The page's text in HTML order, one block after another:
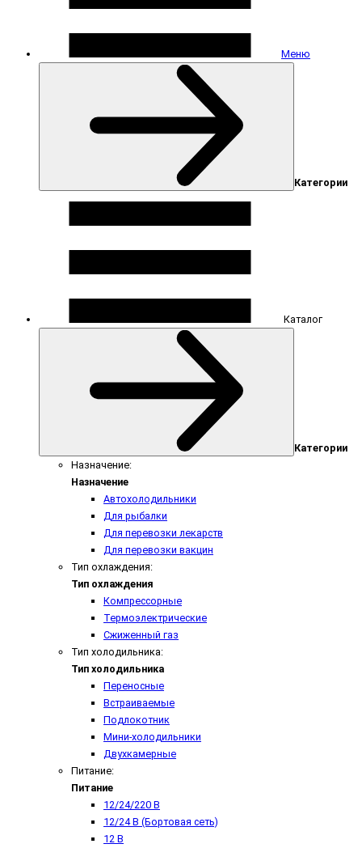
Меню
Категории
Каталог
Категории
Назначение:
Назначение
Автохолодильники
Для рыбалки
Для перевозки лекарств
Для перевозки вакцин
Тип охлаждения:
Тип охлаждения
Компрессорные
Термоэлектрические
Сжиженный газ
Тип холодильника:
Тип холодильника
Переносные
Встраиваемые
Подлокотник
Мини-холодильники
Двухкамерные
Питание:
Питание
12/24/220 В
12/24 В (Бортовая сеть)
12 В